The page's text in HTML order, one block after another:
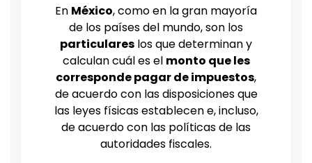
En México, como en la gran mayoría
de los países del mundo, son los
particulares los que determinan y
calculan cuál es el monto que les
corresponde pagar de impuestos,
de acuerdo con las disposiciones que
las leyes físicas establecen e, incluso,
de acuerdo con las políticas de las
autoridades fiscales.